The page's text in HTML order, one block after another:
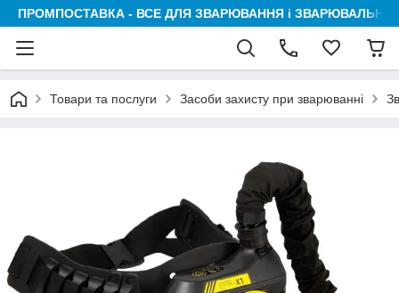
ПРОМПОСТАВКА - ВСЕ ДЛЯ ЗВАРЮВАННЯ і
Товари та послуги Засоби захисту при зварюванні